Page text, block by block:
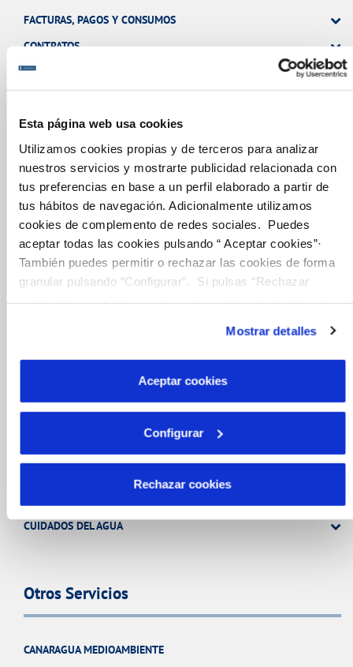
Esta página web usa cookies
Utilizamos cookies propias y de terceros para analizar
nuestros servicios y mostrarte publicidad relacionada con
tus preferencias en base a un perfil elaborado a partir de
tus hábitos de navegación. Adicionalmente utilizamos
cookies de complemento de redes sociales. Puedes
aceptar todas las cookies pulsando “ Aceptar cookies”·
También puedes permitir o rechazar las cookies de forma
granular pulsando “Configurar”. Si pulsas “Rechazar
que el sitio web funcione y que por tanto no se pueden
desactivar. Puedes consultar más información en
Política de Cookies
Mostrar detalles
Aceptar cookies
Configurar
Rechazar cookies
FACTURAS, PAGOS Y CONSUMOS
CONTRATOS
MODIFICACIÓN DE DATOS
TODAS LAS GESTIONES
OTRAS GESTIONES
Tu Servicio
Tu Agua
CUIDADOS DEL AGUA
Otros Servicios
CANARAGUA MEDIOAMBIENTE